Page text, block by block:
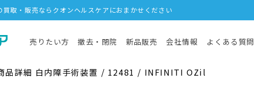
買取・販売ならクオンヘルスケアにおまかせください
売りたい方 撤去・閉院 新品販売 会社情報 よくある質問
品詳細 白内障手術装置 / 12481 / INFINITI OZil